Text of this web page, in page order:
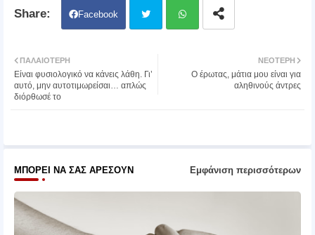
Facebook
ter
ΝΕΌΤΕΡΗ
Ο έρωτας, μάτια μου είναι για
αληθινούς άντρες
ΠΑΛΑΙΌΤΕΡΗ
Είναι φυσιολογικό να κάνεις λάθη. Γι’
αυτό, μην αυτοτιμωρείσαι… απλώς
διόρθωσέ το
ΜΠΟΡΕΊ ΝΑ ΣΑΣ ΑΡΈΣΟΥΝ Εμφάνιση περισσότερων